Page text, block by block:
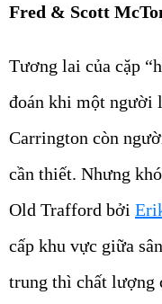
Fred & Scott
Tương lai của cặp
đoán khi một người
Carrington còn
cần thiết. Nhưng
Old Trafford bởi
cấp khu vực giữa
trung thì chất lượng